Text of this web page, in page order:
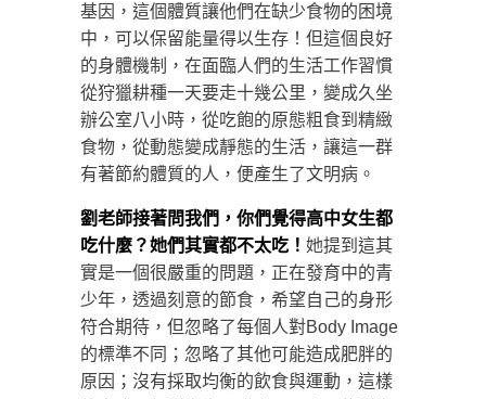
基因，這個體質讓他們在缺少食物的困境
中，可以保留能量得以生存！但這個良好
的身體機制，在面臨人們的生活工作習慣
從狩獵耕種一天要走十幾公里，變成久坐
辦公室八小時，從吃飽的原態粗食到精緻
食物，從動態變成靜態的生活，讓這一群
有著節約體質的人，便產生了文明病。
劉老師接著問我們，你們覺得高中女生都
吃什麼？她們其實都不太吃！ 她提到這其
實是一個很嚴重的問題，正在發育中的青
少年，透過刻意的節食，希望自己的身形
符合期待，但忽略了每個人對Body Image
的標準不同；忽略了其他可能造成肥胖的
原因；沒有採取均衡的飲食與運動，這樣